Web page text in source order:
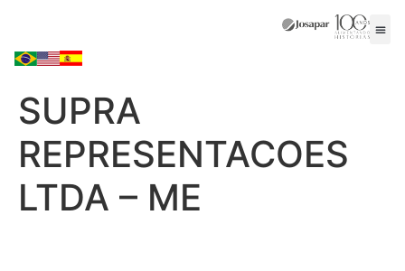
SUPRA
REPRESENTACOES
LTDA – ME